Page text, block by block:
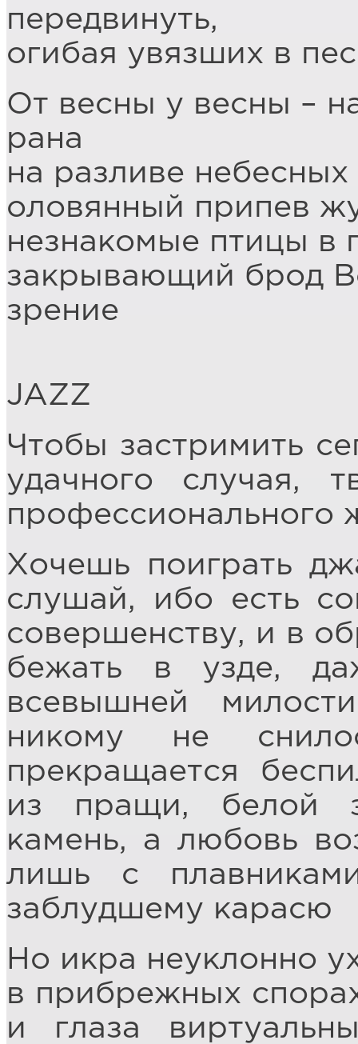
передвинуть,
огибая увязших в
От весны у весны –
рана
на разливе небесных
оловянный припев
незнакомые птицы в
закрывающий брод
зрение
JAZZ
Чтобы застримить
удачного случая,
профессионального
Хочешь поиграть
слушай, ибо есть
совершенству, и в
бежать в узде,
всевышней
никому не
прекращается
из пращи, белой
камень, а любовь
лишь с
заблудшему карасю
Но икра неуклонно
в прибрежных
и глаза